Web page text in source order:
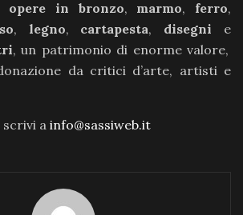
opere in bronzo, marmo, ferro,
, legno, cartapesta, disegni e
, un patrimonio di enorme valore,
da critici d’arte, artisti e
a info@sassiweb.it